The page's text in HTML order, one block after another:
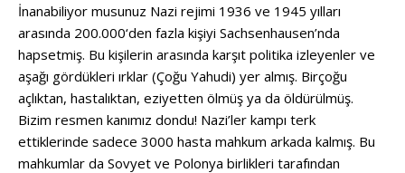
İnanabiliyor musunuz Nazi rejimi 1936 ve 1945 yılları
arasında 200.000‘den fazla kişiyi Sachsenhausen’nda
hapsetmiş. Bu kişilerin arasında karşıt politika izleyenler ve
aşağı gördükleri ırklar (Çoğu Yahudi) yer almış. Birçoğu
açlıktan, hastalıktan, eziyetten ölmüş ya da öldürülmüş.
Bizim resmen kanımız dondu! Nazi’ler kampı terk
ettiklerinde sadece 3000 hasta mahkum arkada kalmış. Bu
mahkumlar da Sovyet ve Polonya birlikleri tarafından